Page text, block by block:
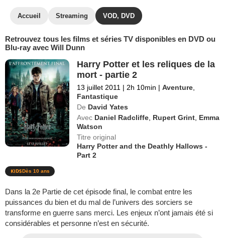
Accueil Streaming VOD, DVD
Retrouvez tous les films et séries TV disponibles en DVD ou
Blu-ray avec Will Dunn
Harry Potter et les reliques de la
mort - partie 2
13 juillet 2011 | 2h 10min | Aventure
Fantastique
De David Yates
Avec Daniel Radcliffe Rupert Grint Emma
Watson
Titre original
Harry Potter and the Deathly Hallows -
Part 2
Dès 10 ans
Dans la 2e Partie de cet épisode final, le combat entre les
puissances du bien et du mal de l’univers des sorciers se
transforme en guerre sans merci. Les enjeux n’ont jamais été si
considérables et personne n’est en sécurité.